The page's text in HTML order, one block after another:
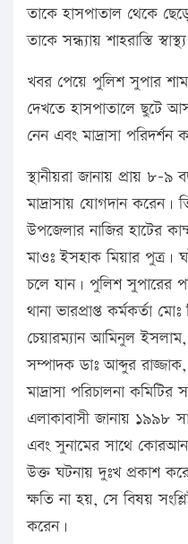
তাকে হাসপাতাল থেকে
তাকে সন্ধ্যায় শাহরাস্তি
খবর পেয়ে পুলিশ সুপার
দেখতে হাসপাতালে ছুটে
নেন এবং মাদ্রাসা পরিদর্শন
স্থানীয়রা জানায় প্রায় ৮-৯
মাদ্রাসায় যোগদান করেন।
উপজেলার নাজির হাটের
মাওঃ ইসহাক মিয়ার পুত্র।
চলে যান। পুলিশ সুপারের
থানা ভারপ্রাপ্ত কর্মকর্তা
চেয়ারম্যান আমিনুল
সম্পাদক ডাঃ আব্দুর
মাদ্রাসা পরিচালনা
এলাকাবাসী জানায় ১৯৯৮
এবং সুনামের সাথে কোরআন
উক্ত ঘটনায় দুঃখ প্রকাশ
ক্ষতি না হয়, সে বিষয়
করেন।